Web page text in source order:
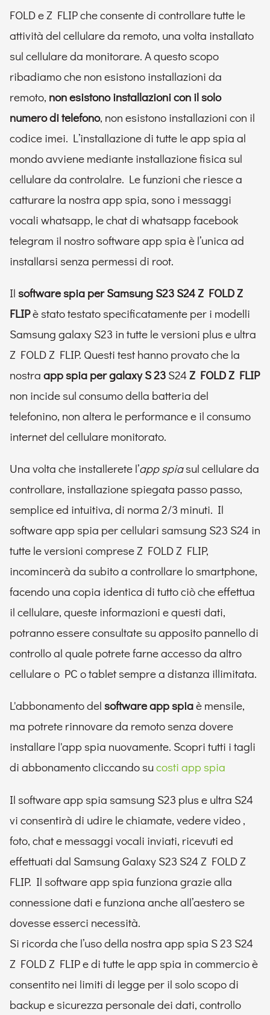
FOLD e Z FLIP che consente di controllare tutte le
attività del cellulare da remoto, una volta installato
sul cellulare da monitorare. A questo scopo
ribadiamo che non esistono installazioni da
remoto, non esistono installazioni con il solo
numero di telefono, non esistono installazioni con il
codice imei. L’installazione di tutte le app spia al
mondo avviene mediante installazione fisica sul
cellulare da controlalre. Le funzioni che riesce a
catturare la nostra app spia, sono i messaggi
vocali whatsapp, le chat di whatsapp facebook
telegram il nostro software app spia è l’unica ad
installarsi senza permessi di root.
Il software spia per Samsung S23 S24 Z FOLD Z
FLIPè stato testato specificatamente per i modelli
Samsung galaxy S23 in tutte le versioni plus e ultra
Z FOLD Z FLIP. Questi test hanno provato che la
nostra app spia per galaxy S 23 S24 Z FOLD Z FLIP
non incide sul consumo della batteria del
telefonino, non altera le performance e il consumo
internet del cellulare monitorato.
Una volta che installerete l’app spiasul cellulare da
controllare, installazione spiegata passo passo,
semplice ed intuitiva, di norma 2/3 minuti. Il
software app spia per cellulari samsung S23 S24 in
tutte le versioni comprese Z FOLD Z FLIP,
incomincerà da subito a controllare lo smartphone,
facendo una copia identica di tutto ciò che effettua
il cellulare, queste informazioni e questi dati,
potranno essere consultate su apposito pannello di
controllo al quale potrete farne accesso da altro
cellulare o PC o tablet sempre a distanza illimitata.
L'abbonamento del software app spiaè mensile,
ma potrete rinnovare da remoto senza dovere
installare l'app spia nuovamente. Scopri tutti i tagli
di abbonamento cliccando su costi app spia
Il software app spia samsung S23 plus e ultra S24
vi consentirà di udire le chiamate, vedere video ,
foto, chat e messaggi vocali inviati, ricevuti ed
effettuati dal Samsung Galaxy S23 S24 Z FOLD Z
FLIP. Il software app spia funziona grazie alla
connessione dati e funziona anche all’aestero se
dovesse esserci necessità.
Si ricorda che l’uso della nostra app spia S 23 S24
Z FOLD Z FLIP e di tutte le app spia in commercio è
consentito nei limiti di legge per il solo scopo di
backup e sicurezza personale dei dati, controllo